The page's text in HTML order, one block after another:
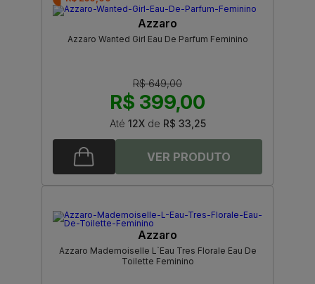
Azzaro
Azzaro Wanted Girl Eau De Parfum Feminino
R$ 649,00
R$ 399,00
Até 12Xde R$ 33,25
Azzaro
Azzaro Mademoiselle L`Eau Tres Florale Eau De
Toilette Feminino